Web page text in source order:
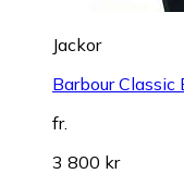
Jackor
Barbour Classic
fr.
3 800 kr